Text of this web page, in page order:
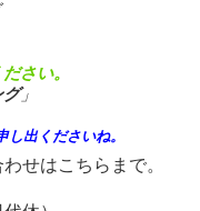
さい。
グ」
し出くださいね。
せはこちらまで。